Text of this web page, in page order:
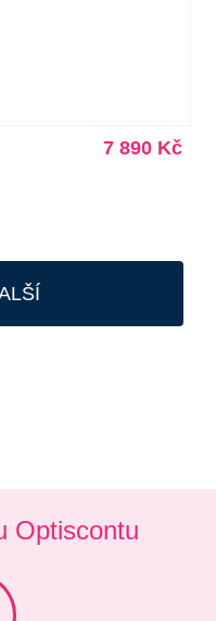
7 890 Kč
Optiscontu